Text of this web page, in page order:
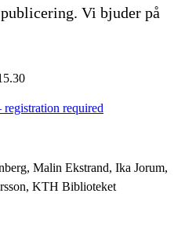
Vi bjuder på
required
Malin Ekstrand, Ika Jorum,
KTH Biblioteket